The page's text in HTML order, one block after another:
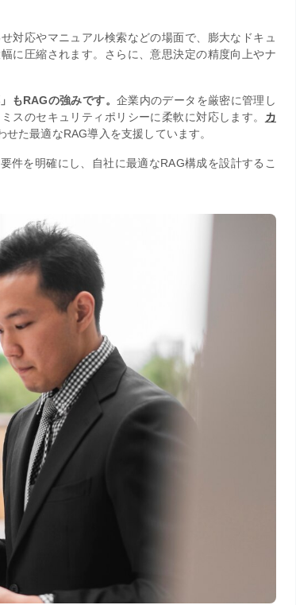
対応やマニュアル検索などの場面で、膨大なドキュ
に圧縮されます。さらに、意思決定の精度向上やナ
もRAGの強みです。 企業内のデータを厳密に管理し
スのセキュリティポリシーに柔軟に対応します。 カ
た最適なRAG導入を支援しています。
件を明確にし、自社に最適なRAG構成を設計するこ